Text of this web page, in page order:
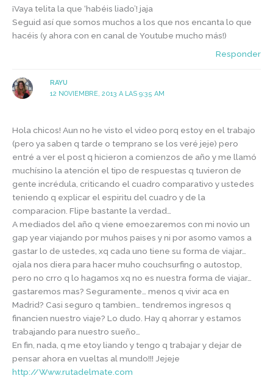
¡Vaya telita la que ‘habéis liado’! jaja
Seguid así que somos muchos a los que nos encanta lo que
hacéis (y ahora con en canal de Youtube mucho más!)
Responder
RAYU
12 NOVIEMBRE, 2013 A LAS 9:35 AM
Hola chicos! Aun no he visto el video porq estoy en el trabajo
(pero ya saben q tarde o temprano se los veré jeje) pero
entré a ver el post q hicieron a comienzos de año y me llamó
muchísino la atención el tipo de respuestas q tuvieron de
gente incrédula, criticando el cuadro comparativo y ustedes
teniendo q explicar el espiritu del cuadro y de la
comparacion. Flipe bastante la verdad…
A mediados del año q viene emoezaremos con mi novio un
gap year viajando por muhos paises y ni por asomo vamos a
gastar lo de ustedes, xq cada uno tiene su forma de viajar…
ojala nos diera para hacer muho couchsurfing o autostop,
pero no crro q lo hagamos xq no es nuestra forma de viajar…
gastaremos mas? Seguramente… menos q vivir aca en
Madrid? Casi seguro q tambien… tendremos ingresos q
financien nuestro viaje? Lo dudo. Hay q ahorrar y estamos
trabajando para nuestro sueño…
En fin, nada, q me etoy liando y tengo q trabajar y dejar de
pensar ahora en vueltas al mundo!!! Jejeje
http://Www.rutadelmate.com